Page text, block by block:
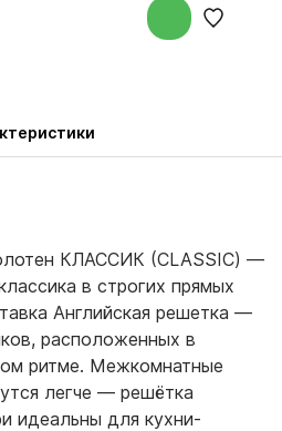
КЛАССИК (CLASSIC) —
в строгих прямых
Английская решетка —
расположенных в
ритме. Межкомнатные
легче — решётка
идеальны для кухни-